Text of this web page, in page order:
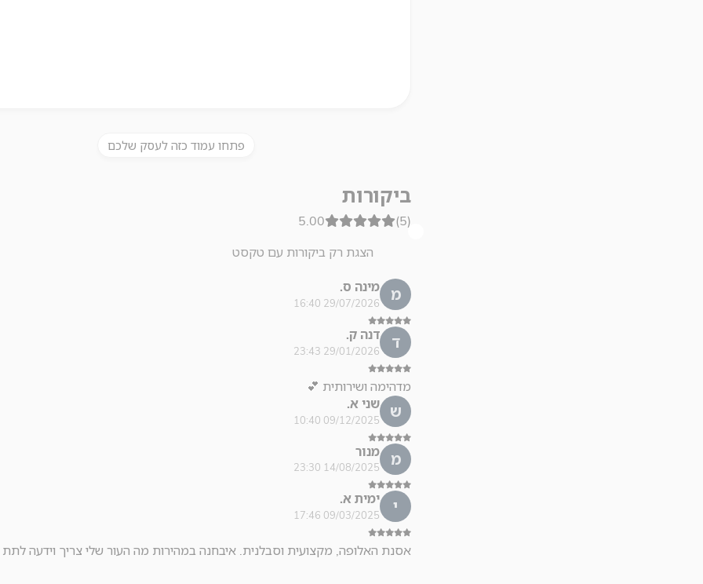
פתחו עמוד כזה לעסק שלכם
ביקורות
5.00
(5)
הצגת רק ביקורות עם טקסט
מ מינה ס.
29/07/2026 16:40
ד דנה ק.
29/01/2026 23:43
מדהימה ושירותית 💕
ש שני א.
09/12/2025 10:40
מ מנור
14/08/2025 23:30
י ימית א.
09/03/2025 17:46
אסנת האלופה, מקצועית וסבלנית. איבחנה במהירות מה העור שלי צריך וידעה